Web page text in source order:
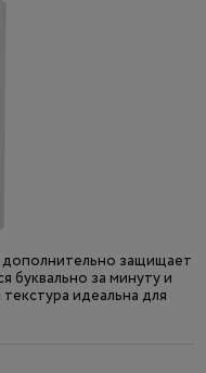
дополнительно защищает
буквально за минуту и
идеальна для